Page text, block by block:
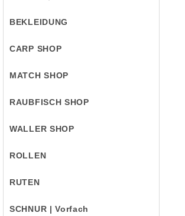
BEKLEIDUNG
CARP SHOP
MATCH SHOP
RAUBFISCH SHOP
WALLER SHOP
ROLLEN
RUTEN
SCHNUR | Vorfach